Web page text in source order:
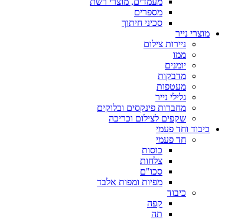
מספרים
סכיני חיתוך
מוצרי נייר
ניירות צילום
ממו
יומנים
מדבקות
מעטפות
גלילי נייר
מחברות פינקסים ובלוקים
שקפים לצילום וכריכה
כיבוד וחד פעמי
חד פעמי
כוסות
צלחות
סכו"ם
מפיות ומפות אלבד
כיבוד
קפה
תה